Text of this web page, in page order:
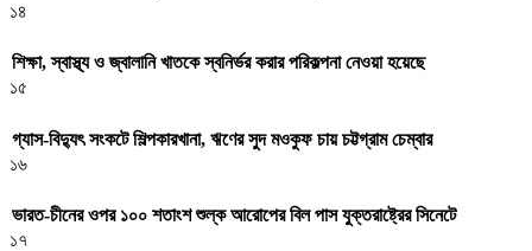
১৪
শিক্ষা, স্বাস্থ্য ও জ্বালানি খাতকে স্বনির্ভর করার পরিকল্পনা নেওয়া হয়েছে
১৫
গ্যাস-বিদ্যুৎ সংকটে শিল্পকারখানা, ঋণের সুদ মওকুফ চায় চট্টগ্রাম চেম্বার
১৬
ভারত-চীনের ওপর ১০০ শতাংশ শুল্ক আরোপের বিল পাস যুক্তরাষ্ট্রের সিনেটে
১৭